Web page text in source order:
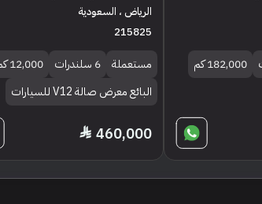
182,000 كم
الرياض ، السعودية
215825
مستعملة 6 سلندرات
12,000 كم
البائع معرض صالة V12 للسيارات
460,000